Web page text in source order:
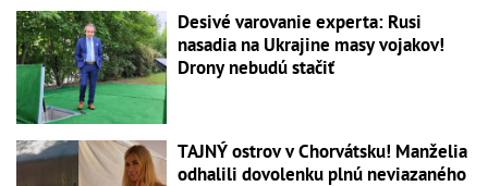
Desivé varovanie experta: Rusi
nasadia na Ukrajine masy vojakov!
Drony nebudú stačiť
TAJNÝ ostrov v Chorvátsku! Manželia
odhalili dovolenku plnú neviazaného